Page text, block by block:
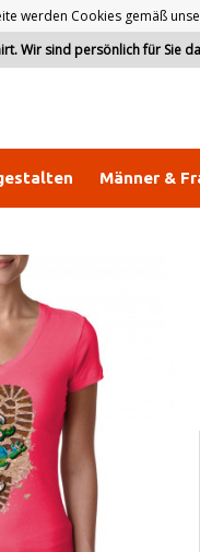
werden Cookies gemäß
Wir sind persönlich für Sie
Männer &